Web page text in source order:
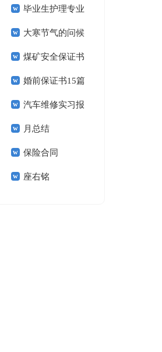
毕业生护理专业
求职信精选15篇
大寒节气的问候
祝福语煤矿安全保证书
(15篇)婚前保证书15篇
汽车维修实习报
告(汇编15篇)
月总结
保险合同
座右铭